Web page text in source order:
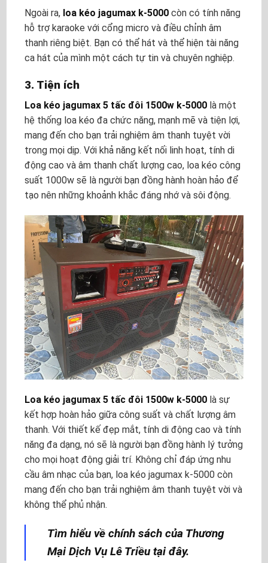
Ngoài ra, loa kéo jagumax k-5000 còn có tính năng
hỗ trợ karaoke với cổng micro và điều chỉnh âm
thanh riêng biệt. Bạn có thể hát và thể hiện tài năng
ca hát của mình một cách tự tin và chuyên nghiệp.
3. Tiện ích
Loa kéo jagumax 5 tấc đôi 1500w k-5000 là một
hệ thống loa kéo đa chức năng, mạnh mẽ và tiện lợi,
mang đến cho bạn trải nghiệm âm thanh tuyệt vời
trong mọi dịp. Với khả năng kết nối linh hoạt, tính di
động cao và âm thanh chất lượng cao, loa kéo công
suất 1000w sẽ là người bạn đồng hành hoàn hảo để
tạo nên những khoảnh khắc đáng nhớ và sôi động.
Loa kéo jagumax 5 tấc đôi 1500w k-5000 là sự
kết hợp hoàn hảo giữa công suất và chất lượng âm
thanh. Với thiết kế đẹp mắt, tính di động cao và tính
năng đa dạng, nó sẽ là người bạn đồng hành lý tưởng
cho mọi hoạt động giải trí. Không chỉ đáp ứng nhu
cầu âm nhạc của bạn, loa kéo jagumax k-5000 còn
mang đến cho bạn trải nghiệm âm thanh tuyệt vời và
không thể phủ nhận.
Tìm hiểu về chính sách của Thương
Mại Dịch Vụ Lê Triều tại đây.